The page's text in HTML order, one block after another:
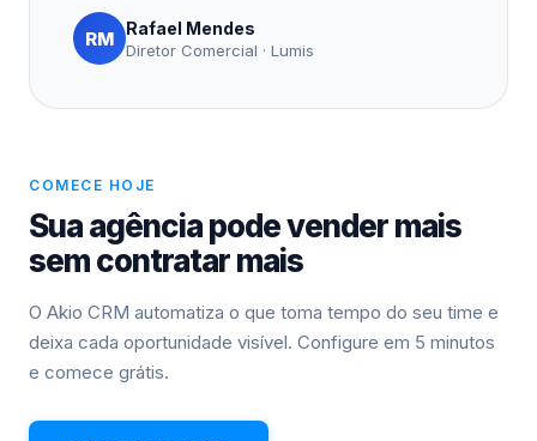
RM Rafael Mendes
Diretor Comercial · Lumis
COMECE HOJE
Sua agência pode vender mais
sem contratar mais
O Akio CRM automatiza o que toma tempo do seu time e
deixa cada oportunidade visível. Configure em 5 minutos
e comece grátis.